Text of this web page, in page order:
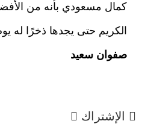
كمال مسعودي بأنه من
الكريم حتى يجدها ذخرًا له
صفوان سعيد
الإشتراك